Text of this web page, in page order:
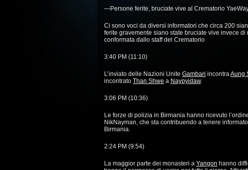
—Persone ferite, bruciate vive al Crematorio
Ci sono voci da diversi informatori che circa 200
ferite gravemente siano state bruciate vive invece
conformata dallo staff del Crematorio
3:40 PM (11:10)
L’inviato delle Nazioni Unite Gambari incontraAung
incontrato Than Shwe a Naypyidaw.
3:06 PM (10:36)
Le forze di polizia in Birmania hanno ricevuto
NikNayman, che sta contribuendo a tenere
Birmania.
2:24 PM (9:54)
La maggior parte dei monasteri a Yangon hanno